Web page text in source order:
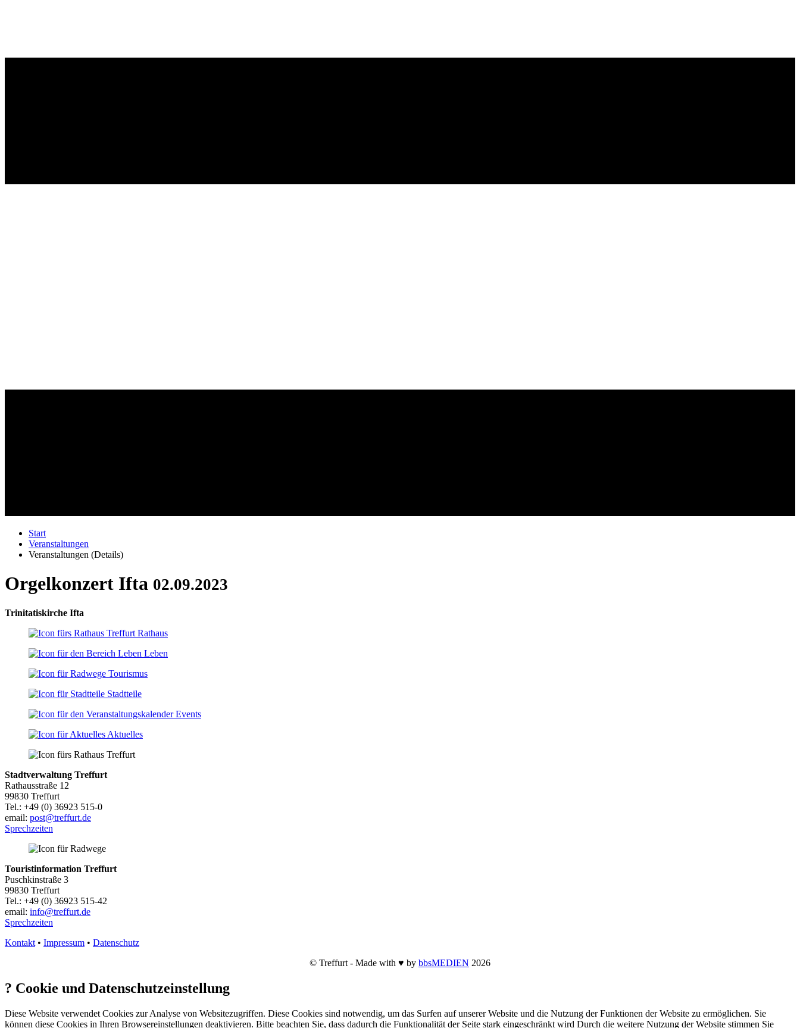
Start
Veranstaltungen
Veranstaltungen (Details)
Orgelkonzert Ifta 02.09.2023
Trinitatiskirche Ifta
Rathaus
Leben
Tourismus
Stadtteile
Events
Aktuelles
Stadtverwaltung Treffurt
Rathausstraße 12
99830 Treffurt
Tel.: +49 (0) 36923 515-0
email: post@treffurt.de
Sprechzeiten
Touristinformation Treffurt
Puschkinstraße 3
99830 Treffurt
Tel.: +49 (0) 36923 515-42
email: info@treffurt.de
Sprechzeiten
Kontakt • Impressum • Datenschutz
© Treffurt - Made with ♥ by bbsMEDIEN 2026
? Cookie und Datenschutzeinstellung
Diese Website verwendet Cookies zur Analyse von Websitezugriffen. Diese Cookies sind notwendig, um das Surfen auf unserer Website und die Nutzung der Funktionen der Website zu ermöglichen. Sie
können diese Cookies in Ihren Browsereinstellungen deaktivieren. Bitte beachten Sie, dass dadurch die Funktionalität der Seite stark eingeschränkt wird Durch die weitere Nutzung der Website stimmen Sie